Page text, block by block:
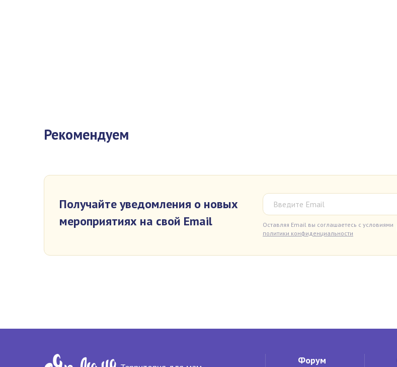
Рекомендуем
Получайте уведомления о новых
мероприятиях на свой Email
Оставляя Email вы соглашаетесь с условиями
политики конфиденциальности
Форум